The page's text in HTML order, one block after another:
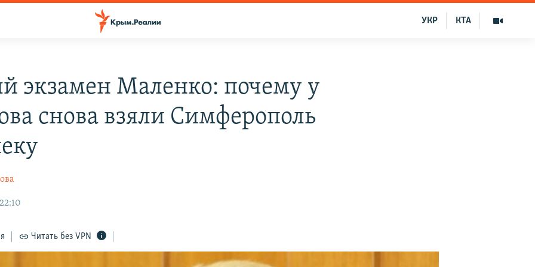
КТА
УКР
экзамен Маленко: почему у
снова взяли Симферополь
Читать без VPN